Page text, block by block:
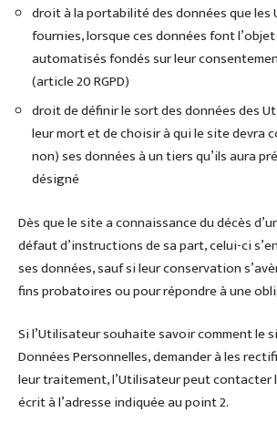
droit à la portabilité des données que
fournies, lorsque ces données font
automatisés fondés sur leur
(article 20 RGPD)
droit de définir le sort des données des
leur mort et de choisir à qui le site devra
non) ses données à un tiers qu’ils aura
désigné
Dès que le site a connaissance du décès
défaut d’instructions de sa part, celui-ci
ses données, sauf si leur conservation
fins probatoires ou pour répondre à une
Si l’Utilisateur souhaite savoir comment le
Données Personnelles, demander à les
leur traitement, l’Utilisateur peut
écrit à l’adresse indiquée au point 2.